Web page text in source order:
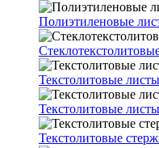
Полиэтиленовые
Текстолитовые
Текстолитовые
Текстолитовые